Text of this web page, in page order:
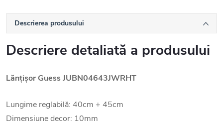
Descrierea produsului
Descriere detaliată a produsului
Lănțișor Guess JUBN04643JWRHT
Lungime reglabilă: 40cm + 45cm
Dimensiune decor: 10mm